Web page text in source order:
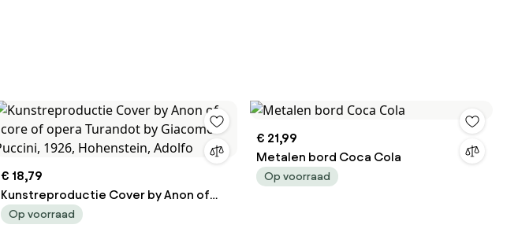
€ 18,79
Kunstreproductie Cover by Anon of
score of opera Turandot by Giacomo
Op voorraad
€ 21,99
Metalen bord Coca Cola
Op voorraad